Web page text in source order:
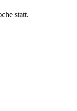
statt.